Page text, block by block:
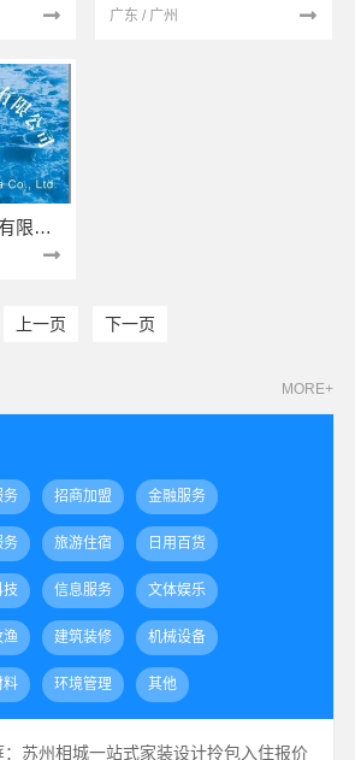
广东 / 广州
济南摩迪文化传媒有限公司
上一页 下一页
MORE+
务 招商加盟 金融服务
务 旅游住宿 日用百货
技 信息服务 文体娱乐
渔 建筑装修 机械设备
料 环境管理 其他
：苏州相城一站式家装设计拎包入住报价